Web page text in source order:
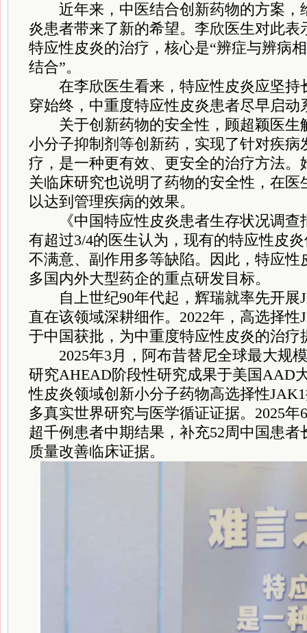
近年来，中医结合创新药物的方案，
炎患者带来了新的希望。李欣医生对此表
特应性皮炎的治疗，核心是“辨症与辨病
结合”。
在李欣医生看来，特应性皮炎应坚持
穿始终，中重度特应性皮炎患者尽早启动
关于创新药物的安全性，顾超颖医生
小分子抑制剂等创新药，实现了针对疾病
疗，是一种更有效、更安全的治疗方法。
关临床研究也说明了药物的安全性，在医
以达到管理疾病的效果。
《中国特应性皮炎患者生存状况调查
有超过3/4的医生认为，现有的特应性皮
不满意、副作用多等缺陷。因此，特应性
多国内外大型药企的重点研发目标。
自上世纪90年代起，辉瑞就率先开展
直在该领域深耕细作。2022年，高选择
于中国获批，为中重度特应性皮炎的治疗
2025年3月，阿布昔替尼全球最大规
研究AHEAD阶段性研究成果于美国AAD
性皮炎领域创新小分子药物高选择性
多真实世界研究与医学循证证据。2025
超千例患者中期结果，补充52周中国患
质量改善临床证据。